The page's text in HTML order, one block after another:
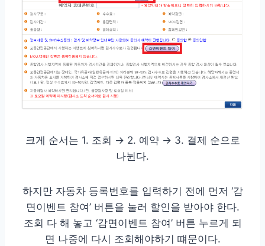
크게 순서는 1. 조회 → 2. 예약 → 3. 결제 순으로
나뉜다.
하지만 자동차 등록번호를 입력하기 전에 먼저 ‘감
면이벤트 참여’ 버튼을 눌러 할인을 받아야 한다.
조회 다 해 놓고 ‘감면이벤트 참여’ 버튼 누르게 되
면 나중에 다시 조회해야하기 떄문이다.